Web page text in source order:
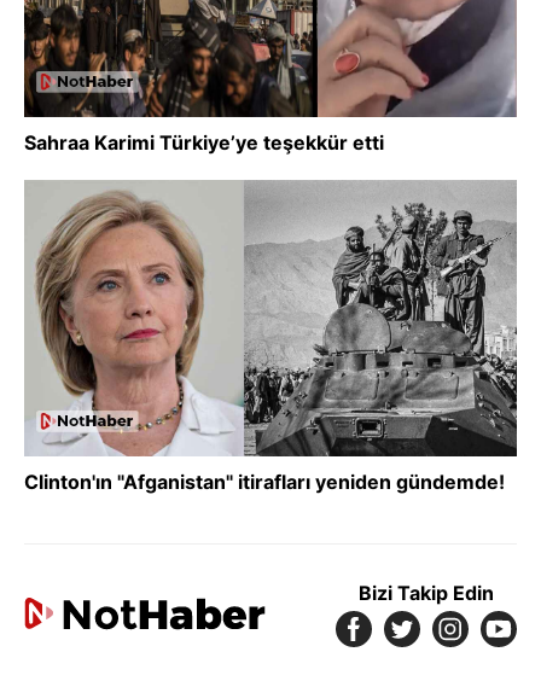
Sahraa Karimi Türkiye’ye teşekkür etti
Clinton'ın "Afganistan" itirafları yeniden gündemde!
Bizi Takip Edin